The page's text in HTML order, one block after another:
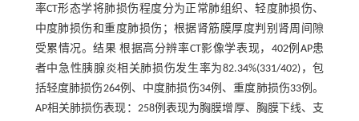
率CT形态学将肺损伤程度分为正常肺组织、轻度肺损伤、
中度肺损伤和重度肺损伤；根据肾筋膜厚度判别肾周间隙
受累情况。结果 根据高分辨率CT影像学表现，402例AP患
者中急性胰腺炎相关肺损伤发生率为82.34%(331/402)，包
括轻度肺损伤264例、中度肺损伤34例、重度肺损伤33例。
AP相关肺损伤表现：258例表现为胸膜增厚、胸膜下线、支